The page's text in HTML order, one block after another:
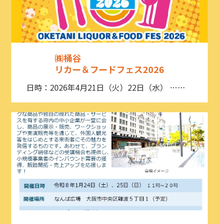
㈱桶谷
リカー＆フードフェス2026
日時：2026年4月21日（火）22日（水） ……